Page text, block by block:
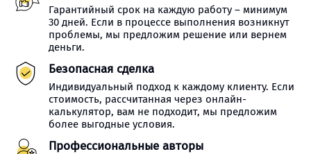
Гарантийный срок на каждую работу – минимум
30 дней. Если в процессе выполнения возникнут
проблемы, мы предложим решение или вернем
деньги.
Безопасная сделка
Индивидуальный подход к каждому клиенту. Если
стоимость, рассчитанная через онлайн-
калькулятор, вам не подходит, мы предложим
более выгодные условия.
Профессиональные авторы